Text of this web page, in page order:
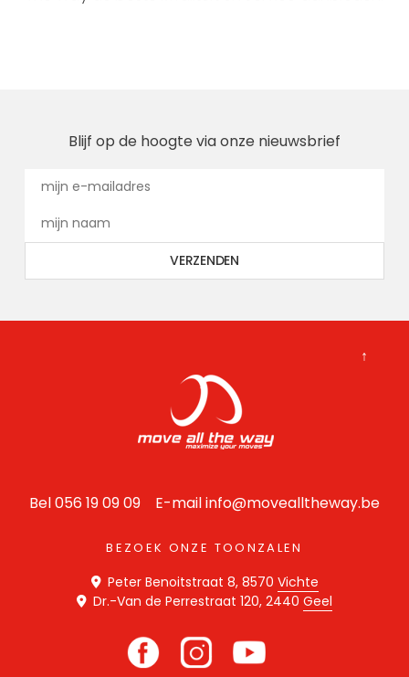
Blijf op de hoogte via onze nieuwsbrief
↑
Bel 056 19 09 09 E-mailinfo@movealltheway.be
BEZOEK ONZE TOONZALEN
Peter Benoitstraat 8, 8570 Vichte
Dr.-Van de Perrestraat 120, 2440 Geel